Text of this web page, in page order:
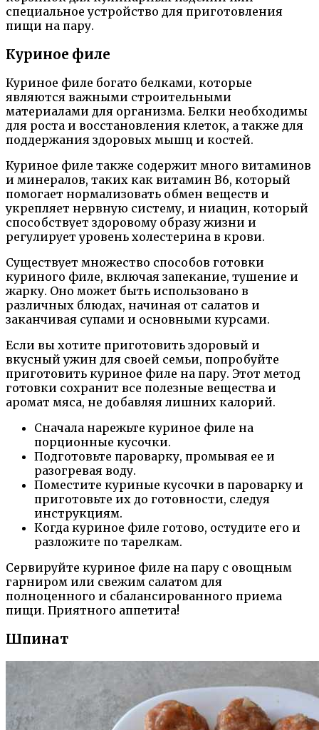
специальное устройство для приготовления
пищи на пару.
Куриное филе
Куриное филе богато белками, которые
являются важными строительными
материалами для организма. Белки необходимы
для роста и восстановления клеток, а также для
поддержания здоровых мышц и костей.
Куриное филе также содержит много витаминов
и минералов, таких как витамин В6, который
помогает нормализовать обмен веществ и
укрепляет нервную систему, и ниацин, который
способствует здоровому образу жизни и
регулирует уровень холестерина в крови.
Существует множество способов готовки
куриного филе, включая запекание, тушение и
жарку. Оно может быть использовано в
различных блюдах, начиная от салатов и
заканчивая супами и основными курсами.
Если вы хотите приготовить здоровый и
вкусный ужин для своей семьи, попробуйте
приготовить куриное филе на пару. Этот метод
готовки сохранит все полезные вещества и
аромат мяса, не добавляя лишних калорий.
Сначала нарежьте куриное филе на
порционные кусочки.
Подготовьте пароварку, промывая ее и
разогревая воду.
Поместите куриные кусочки в пароварку и
приготовьте их до готовности, следуя
инструкциям.
Когда куриное филе готово, остудите его и
разложите по тарелкам.
Сервируйте куриное филе на пару с овощным
гарниром или свежим салатом для
полноценного и сбалансированного приема
пищи. Приятного аппетита!
Шпинат